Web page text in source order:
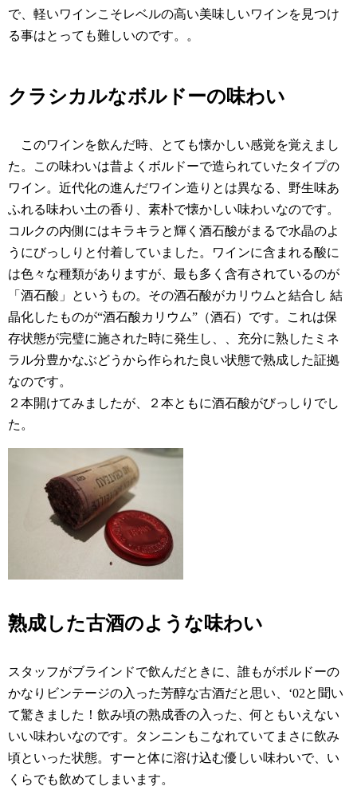
で、軽いワインこそレベルの高い美味しいワインを見つけ
る事はとっても難しいのです。。
クラシカルなボルドーの味わい
このワインを飲んだ時、とても懐かしい感覚を覚えまし
た。この味わいは昔よくボルドーで造られていたタイプの
ワイン。近代化の進んだワイン造りとは異なる、野生味あ
ふれる味わい土の香り、素朴で懐かしい味わいなのです。
コルクの内側にはキラキラと輝く酒石酸がまるで水晶のよ
うにびっしりと付着していました。ワインに含まれる酸に
は色々な種類がありますが、最も多く含有されているのが
「酒石酸」というもの。その酒石酸がカリウムと結合し 結
晶化したものが“酒石酸カリウム”（酒石）です。これは保
存状態が完璧に施された時に発生し、、充分に熟したミネ
ラル分豊かなぶどうから作られた良い状態で熟成した証拠
なのです。
２本開けてみましたが、２本ともに酒石酸がびっしりでし
た。
熟成した古酒のような味わい
スタッフがブラインドで飲んだときに、誰もがボルドーの
かなりビンテージの入った芳醇な古酒だと思い、‘02と聞い
て驚きました！飲み頃の熟成香の入った、何ともいえない
いい味わいなのです。タンニンもこなれていてまさに飲み
頃といった状態。すーと体に溶け込む優しい味わいで、い
くらでも飲めてしまいます。